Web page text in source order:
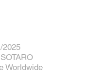
2025
Worldwide